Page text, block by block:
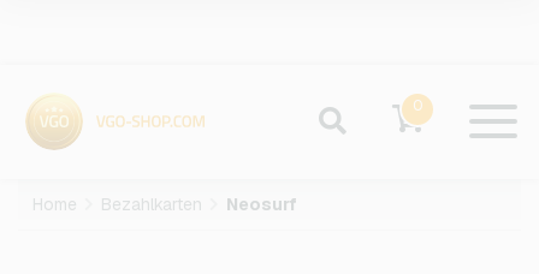
0
Home Bezahlkarten Neosurf